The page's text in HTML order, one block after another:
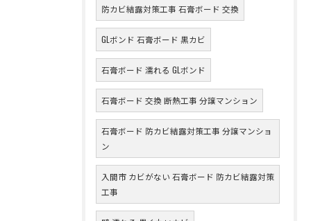
防カビ結露対策工事 石膏ボード 交換
GLボンド 石膏ボード 黒カビ
石膏ボード 濡れる GLボンド
石膏ボード 交換 断熱工事 分譲マンション
石膏ボード 防カビ結露対策工事 分譲マンショ
ン
入間市 カビがない 石膏ボード 防カビ結露対策
工事